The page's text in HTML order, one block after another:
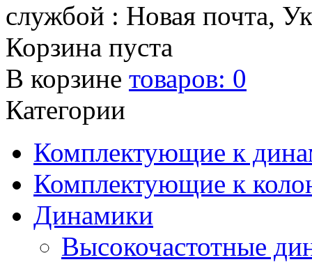
службой : Новая почта,
Корзина пуста
В корзине товаров: 0
Категории
Комплектующие к
Комплектующие к
Динамики
Высокочастотные